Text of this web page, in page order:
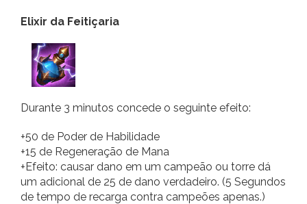
Elixir da Feitiçaria
Durante 3 minutos concede o seguinte efeito:
+50 de Poder de Habilidade
+15 de Regeneração de Mana
+Efeito: causar dano em um campeão ou torre dá
um adicional de 25 de dano verdadeiro. (5 Segundos
de tempo de recarga contra campeões apenas.)